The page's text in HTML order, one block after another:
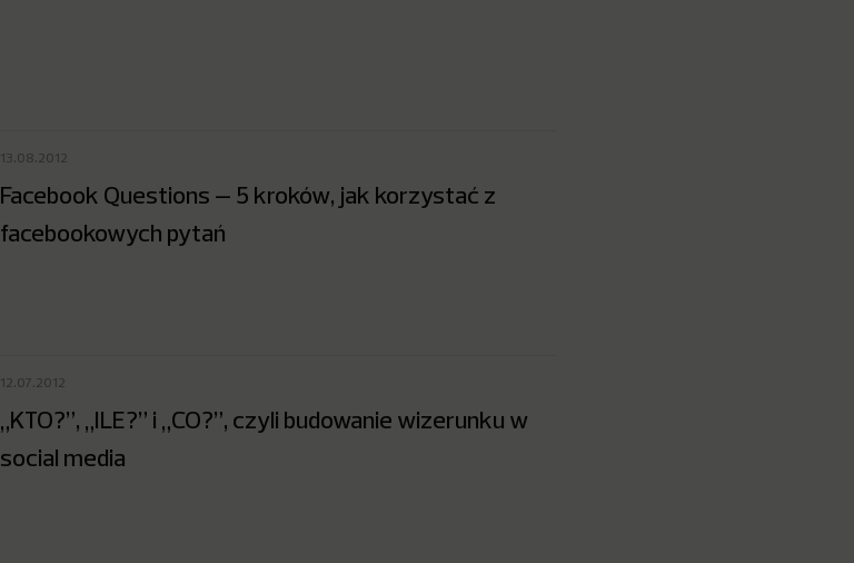
13.08.2012
Facebook Questions – 5 kroków, jak korzystać z
facebookowych pytań
12.07.2012
„KTO?”, „ILE?” i „CO?”, czyli budowanie wizerunku w
social media